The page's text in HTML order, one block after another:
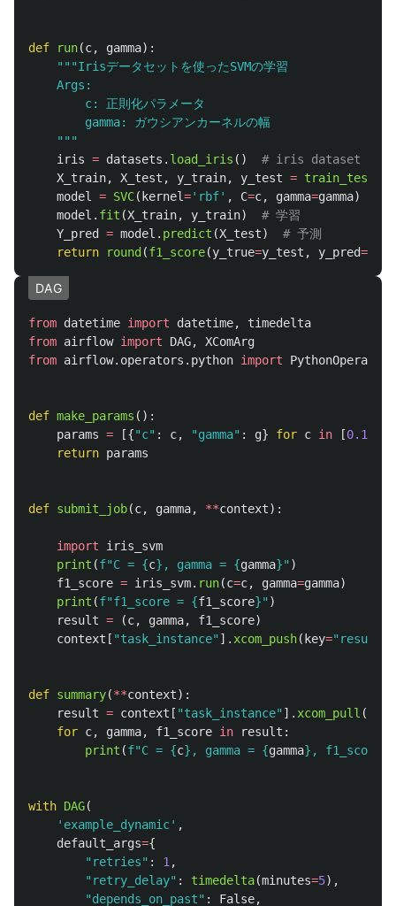
def run(c, gamma):
"""Irisデータセットを使ったSVMの学習
    Args:
        c: 正則化パラメータ
        gamma: ガウシアンカーネルの幅
"""
iris = datasets . load_iris ()
X_train, X_test , y_train, y_test =
model
= SVC( kernel=' rbf' , C=c, gamma=gamma)
model . fit (X_train, y_train)
Y_pred
= model . predict (X_test)
return
round (f1_score(y_true=y_test , y_pred=
DAG
from datetime import datetime,
timedelta
from airflow import DAG,
XComArg
from airflow.operators.python import PythonOperator
def make_params ():
params = [{"c" : c, "gamma" : g} for c in [0.1
return params
def submit_job(c, gamma, **context):
import
iris_svm
print (f"C = {c} , gamma = {gamma}" )
f1_score = iris_svm. run(c=c, gamma=gamma)
print (f"f1_score = {f1_score}" )
result = (c, gamma, f1_score)
context [ "task_instance" ]. xcom_push( key=" result
def summary(**context):
result = context [ "task_instance" ]. xcom_pull (
for c, gamma, f1_score in result :
print (f"C = {c} , gamma = {gamma} , f1_score
with DAG(
' example_dynamic' ,
default_args={
" retries" : 1 ,
" retry_delay" : timedelta(minutes=5),
"depends_on_past" : False,